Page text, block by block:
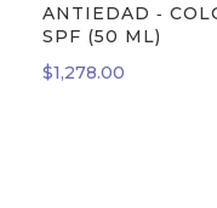
ANTIEDAD ‐
SPF (50 ML)
$1,278.00